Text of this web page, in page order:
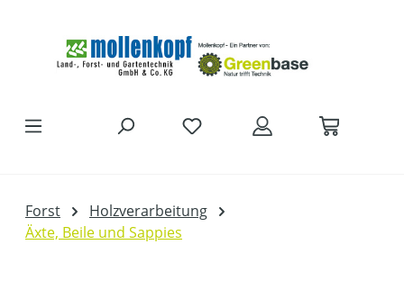
Forst
Holzverarbeitung
Äxte, Beile und Sappies